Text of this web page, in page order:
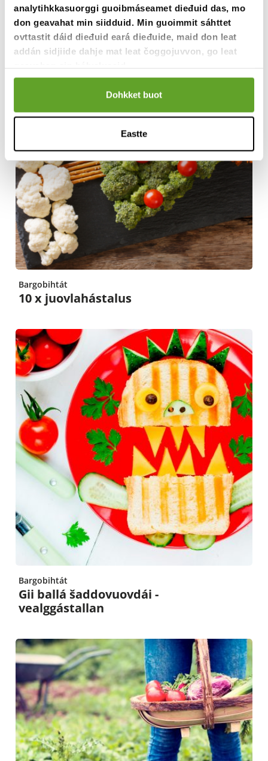
analytihkkasuorggi guoibmáseamet dieđuid das, mo
don geavahat min siidduid. Min guoimmit sáhttet
ovttastit dáid dieđuid eará dieđuide, maid don leat
addán sidjiide dahje mat leat čoggojuvvon, go leat
Dohkket buot
Eastte
Bargobihtát
10 x juovlahástalus
Bargobihtát
Gii ballá šaddovuovdái -
vealggástallan